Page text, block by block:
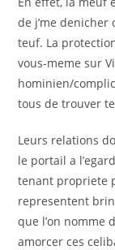
de j’me denicher
teuf. La
vous-meme sur
hominien/
tous de trouver
Leurs relations
le portail a
tenant propriete
representent
que l’on nomme
amorcer ces